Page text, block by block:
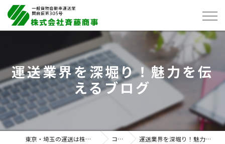
運送業界を深堀り！魅力を伝
えるブログ
東京・埼玉の運送は株式会社斉藤商事 コラム 運送業界を深堀り！魅力を伝えるブログ